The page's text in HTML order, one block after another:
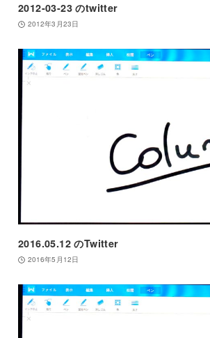
2012-03-23 のtwitter
2012年3月23日
2016.05.12 のTwitter
2016年5月12日